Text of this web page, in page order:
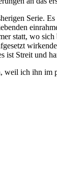
Serie.
statt, wo
ist Streit und
ich ihn im